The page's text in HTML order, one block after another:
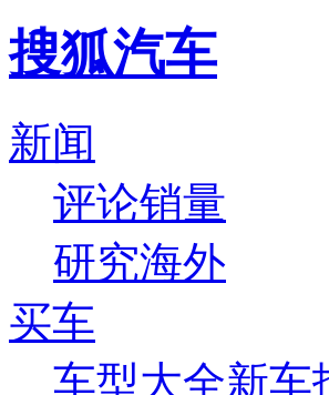
搜狐汽车
新闻
评论销量
研究海外
买车
车型大全新车